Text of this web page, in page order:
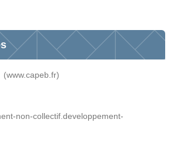
www.capeb.fr
non-collectif.developpement-